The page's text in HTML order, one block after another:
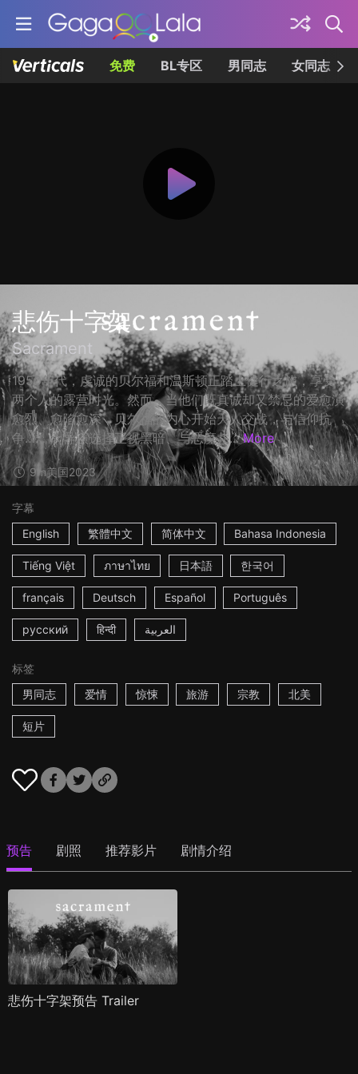
免费 BL专区 男同志 女同志
悲伤十字架
Sacrament
1950年代，虔诚的贝尔福和温斯顿正踏上健行之旅，享受
两个人的露营时光。然而，当他们既真诚却又禁忌的爱愈演
愈烈、愈陷愈深，贝尔福的内心开始天人交战，与信仰抗
争…… ☆导演选择正视黑暗、与恶魔共... More
9m美国2023
字幕
English
繁體中文 简体中文 Bahasa Indonesia
Tiếng Việt ภาษาไทย 日本語 한국어
français Deutsch Español Português
русский हिन्दी العربية
标签
男同志
爱情 惊悚 旅游 宗教 北美
短片
预告 剧照 推荐影片 剧情介绍
悲伤十字架预告 Trailer